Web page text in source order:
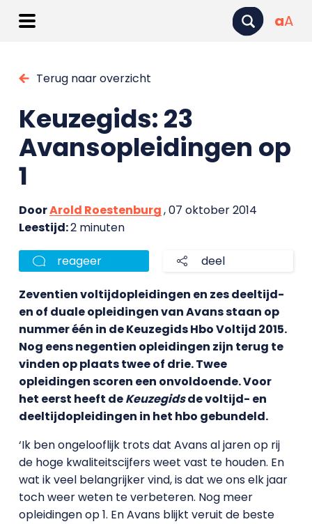
aA
Terug naar overzicht
Keuzegids: 23
Avansopleidingen op
1
DoorArold Roestenburg, 07 oktober 2014
Leestijd:2 minuten
reageer deel
Zeventien voltijdopleidingen en zes deeltijd-
en of duale opleidingen van Avans staan op
nummer één in de Keuzegids Hbo Voltijd 2015.
Nog eens negentien opleidingen zijn terug te
vinden op plaats twee of drie. Twee
opleidingen scoren een onvoldoende. Voor
het eerst heeft deKeuzegidsde voltijd- en
deeltijdopleidingen in het hbo gebundeld.
‘Ik ben ongelooflijk trots dat Avans al jaren op rij
de hoge kwaliteitscijfers weet vast te houden. En
wat ik veel belangrijker vind, is dat we ons elk jaar
toch weer weten te verbeteren. Nog meer
opleidingen op 1. En Avans blijkt veruit de beste